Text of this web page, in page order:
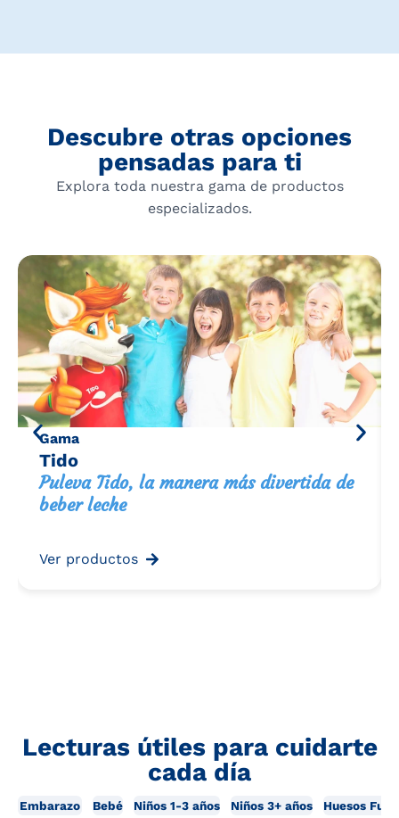
Descubre otras opciones
pensadas para ti
Explora toda nuestra gama de productos
especializados.
Gama
Tido
Puleva Tido, la manera más divertida de
beber leche
Ver productos
Lecturas útiles para cuidarte
cada día
Embarazo Bebé Niños 1-3 años Niños 3+ años Huesos